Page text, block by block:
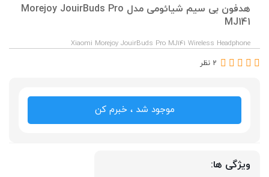
هدفون بی‌ سیم شیائومی مدل Morejoy JouirBuds Pro
MJ141
Xiaomi Morejoy JouirBuds Pro MJ141 Wireless Headphone
2 نظر
موجود شد ، خبرم کن
ویژگی ها: